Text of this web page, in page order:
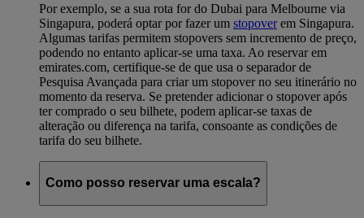
Por exemplo, se a sua rota for do Dubai para Melbourne via
Singapura, poderá optar por fazer um stopoverem Singapura.
Algumas tarifas permitem stopovers sem incremento de preço,
podendo no entanto aplicar-se uma taxa. Ao reservar em
emirates.com, certifique-se de que usa o separador de
Pesquisa Avançada para criar um stopover no seu itinerário no
momento da reserva. Se pretender adicionar o stopover após
ter comprado o seu bilhete, podem aplicar-se taxas de
alteração ou diferença na tarifa, consoante as condições de
tarifa do seu bilhete.
Como posso reservar uma escala?